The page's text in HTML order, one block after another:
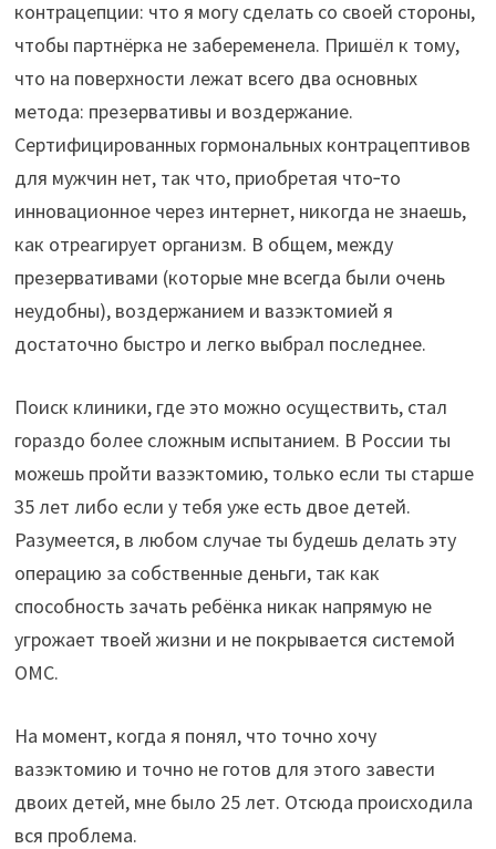
контрацепции: что я могу сделать со своей стороны,
чтобы партнёрка не забеременела. Пришёл к тому,
что на поверхности лежат всего два основных
метода: презервативы и воздержание.
Сертифицированных гормональных контрацептивов
для мужчин нет, так что, приобретая что‑то
инновационное через интернет, никогда не знаешь,
как отреагирует организм. В общем, между
презервативами (которые мне всегда были очень
неудобны), воздержанием и вазэктомией я
достаточно быстро и легко выбрал последнее.
Поиск клиники, где это можно осуществить, стал
гораздо более сложным испытанием. В России ты
можешь пройти вазэктомию, только если ты старше
35 лет либо если у тебя уже есть двое детей.
Разумеется, в любом случае ты будешь делать эту
операцию за собственные деньги, так как
способность зачать ребёнка никак напрямую не
угрожает твоей жизни и не покрывается системой
ОМС.
На момент, когда я понял, что точно хочу
вазэктомию и точно не готов для этого завести
двоих детей, мне было 25 лет. Отсюда происходила
вся проблема.